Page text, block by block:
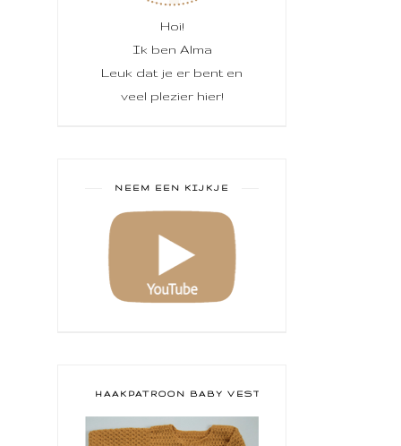
Hoi!
Ik ben Alma
Leuk dat je er bent en
veel plezier hier!
NEEM EEN KIJKJE
HAAKPATROON BABY VESTJE